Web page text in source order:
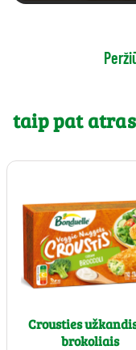
taip pat
Crousties
brokoliais